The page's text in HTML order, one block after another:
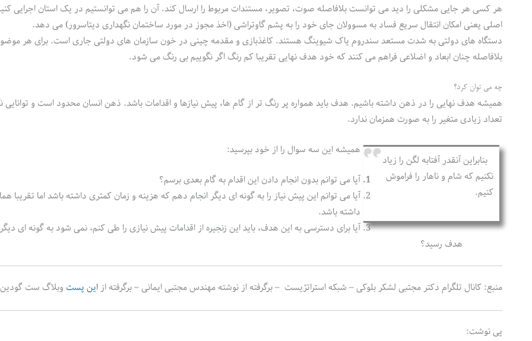
هر کسی هر جایی مشکلی را دید می توانست بلافاصله صوت، تصویر، مستندات مربوط را ارسال کند. آن را هم می توانستیم در یک استان اجرایی
اصلی یعنی امکان انتقال سریع فساد به مسوولان جای خود را به پشم گاوتراشی (اخذ مجوز در مورد ساختمان نگهداری دیتاسرور) می دهد.
دستگاه های دولتی به شدت مستعد سندروم یاک شیوینگ هستند. کاغذبازی و مقدمه چینی در خون سازمان های دولتی جاری است. برای هر
بلافاصله چنان ابعاد و اضلاعی فراهم می کنند که خود هدف نهایی تقریبا کم رنگ اگر نگوییم بی رنگ می شود.
چه می توان کرد؟
همیشه هدف نهایی را در ذهن داشته باشیم. هدف باید همواره پر رنگ تر از گام ها، پیش نیازها و اقدامات باشد. ذهن انسان محدود است و توانایی
تعداد زیادی متغیر را به صورت همزمان ندارد.
بنابراین آنقدر آفتابه لگن را زیاد
نکنیم که شام و ناهار را فراموش
کنیم.
همیشه این سه سوال را از خود بپرسید:
آیا می توانم بدون انجام دادن این اقدام به گام بعدی برسم؟
آیا می توانم این پیش نیاز را به گونه ای دیگر انجام دهم که هزینه و زمان کمتری داشته باشد اما تقریبا
داشته باشد.
آیا برای دسترسی به این هدف، باید این زنجیره از اقدامات پیش نیازی را طی کنم، نمی شود به گونه ای
هدف رسید؟
منبع: کانال تلگرام دکتر مجتبی لشکر بلوکی – شبکه استراتژیست – برگرفته از نوشته مهندس مجتبی ایمانی – برگرفته ازاین پستوبلاگ ست گودین
پی نوشت: